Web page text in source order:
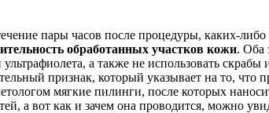
пары часов после процедуры, каких-либо
обработанных участков кожи. Оба
а также не использовать скрабы
признак, который указывает на то,
мягкие пилинги, после которых
а вот как и зачем она проводится, можно